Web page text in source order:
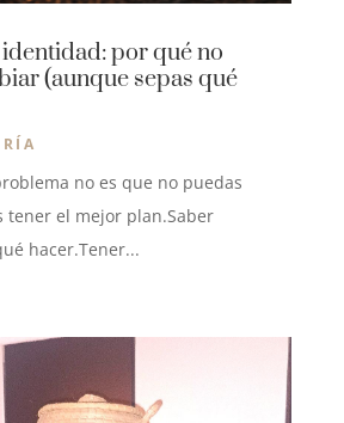
por qué no
(aunque sepas qué
no es que no puedas
tener el mejor plan.Saber
hacer.Tener...